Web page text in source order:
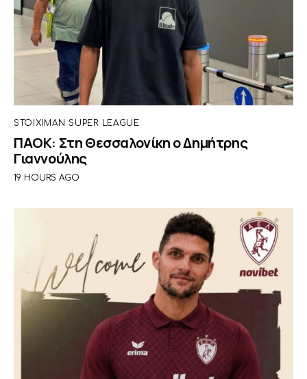
STOIXIMAN SUPER LEAGUE
ΠΑΟΚ: Στη Θεσσαλονίκη ο Δημήτρης
Γιαννούλης
19 HOURS AGO